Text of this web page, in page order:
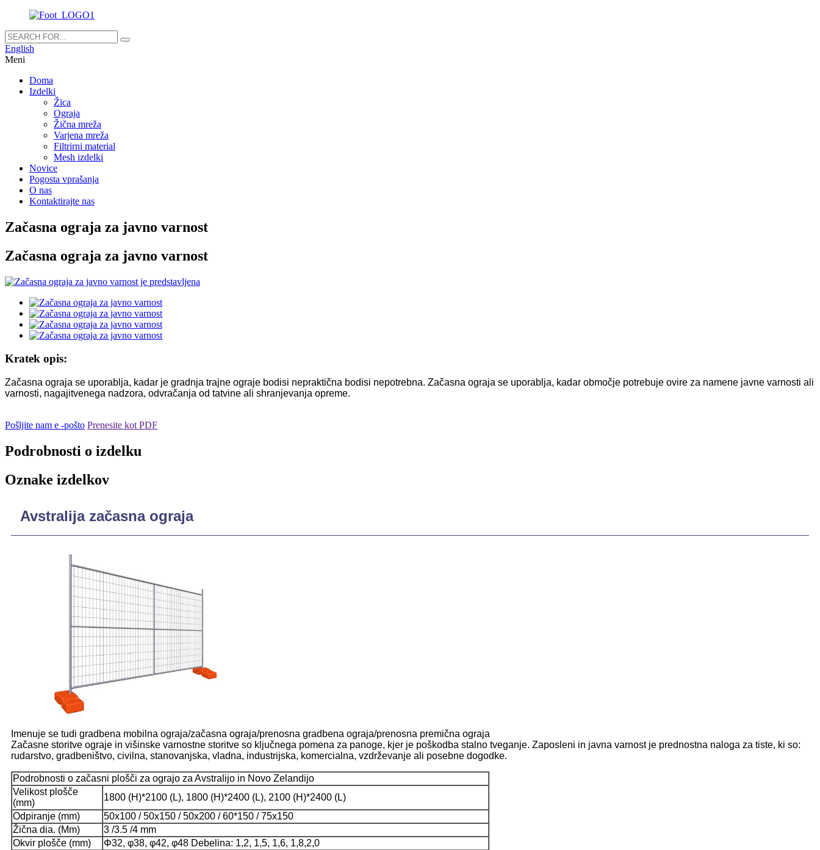
English
Meni
Doma
Izdelki
Žica
Ograja
Žična mreža
Varjena mreža
Filtrirni material
Mesh izdelki
Novice
Pogosta vprašanja
O nas
Kontaktirajte nas
Začasna ograja za javno varnost
Začasna ograja za javno varnost
Kratek opis:
Začasna ograja se uporablja, kadar je gradnja trajne ograje bodisi nepraktična bodisi nepotrebna. Začasna ograja se uporablja, kadar območje potrebuje ovire za namene javne varnosti ali
varnosti, nagajitvenega nadzora, odvračanja od tatvine ali shranjevanja opreme.
Pošljite nam e -pošto Prenesite kot PDF
Podrobnosti o izdelku
Oznake izdelkov
Avstralija začasna ograja
Imenuje se tudi gradbena mobilna ograja/začasna ograja/prenosna gradbena ograja/prenosna premična ograja
Začasne storitve ograje in višinske varnostne storitve so ključnega pomena za panoge, kjer je poškodba stalno tveganje. Zaposleni in javna varnost je prednostna naloga za tiste, ki so:
rudarstvo, gradbeništvo, civilna, stanovanjska, vladna, industrijska, komercialna, vzdrževanje ali posebne dogodke.
Podrobnosti o začasni plošči za ograjo za Avstralijo in Novo Zelandijo
Velikost plošče
(mm)
1800 (H)*2100 (L), 1800 (H)*2400 (L), 2100 (H)*2400 (L)
Odpiranje (mm)
50x100 / 50x150 / 50x200 / 60*150 / 75x150
Žična dia. (Mm)
3 /3.5 /4 mm
Okvir plošče (mm)
Φ32, φ38, φ42, φ48 Debelina: 1,2, 1,5, 1,6, 1,8,2,0